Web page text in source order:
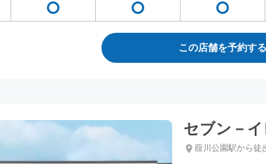
この店舗を予約する
セブン－
葭川公園駅から徒